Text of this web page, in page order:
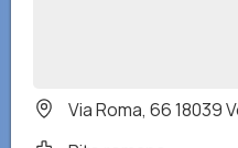
Via Roma, 66 18039